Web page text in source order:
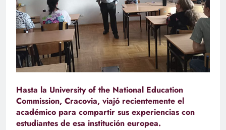
Hasta la University of the National Education
Commission, Cracovia, viajó recientemente el
académico para compartir sus experiencias con
estudiantes de esa institución europea.